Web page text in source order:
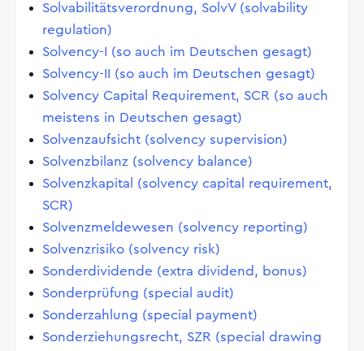
Solvabilitätsverordnung, SolvV (solvability
regulation)
Solvency-I (so auch im Deutschen gesagt)
Solvency-II (so auch im Deutschen gesagt)
Solvency Capital Requirement, SCR (so auch
meistens in Deutschen gesagt)
Solvenzaufsicht (solvency supervision)
Solvenzbilanz (solvency balance)
Solvenzkapital (solvency capital requirement,
SCR)
Solvenzmeldewesen (solvency reporting)
Solvenzrisiko (solvency risk)
Sonderdividende (extra dividend, bonus)
Sonderprüfung (special audit)
Sonderzahlung (special payment)
Sonderziehungsrecht, SZR (special drawing